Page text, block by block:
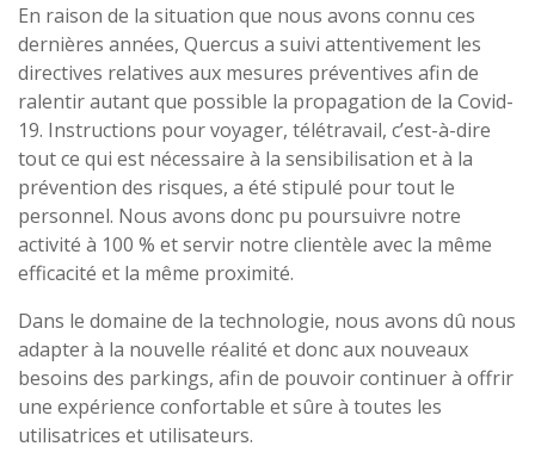
En raison de la situation que nous avons connu ces
dernières années, Quercus a suivi attentivement les
directives relatives aux mesures préventives afin de
ralentir autant que possible la propagation de la Covid-
19. Instructions pour voyager, télétravail, c’est-à-dire
tout ce qui est nécessaire à la sensibilisation et à la
prévention des risques, a été stipulé pour tout le
personnel. Nous avons donc pu poursuivre notre
activité à 100 % et servir notre clientèle avec la même
efficacité et la même proximité.
Dans le domaine de la technologie, nous avons dû nous
adapter à la nouvelle réalité et donc aux nouveaux
besoins des parkings, afin de pouvoir continuer à offrir
une expérience confortable et sûre à toutes les
utilisatrices et utilisateurs.